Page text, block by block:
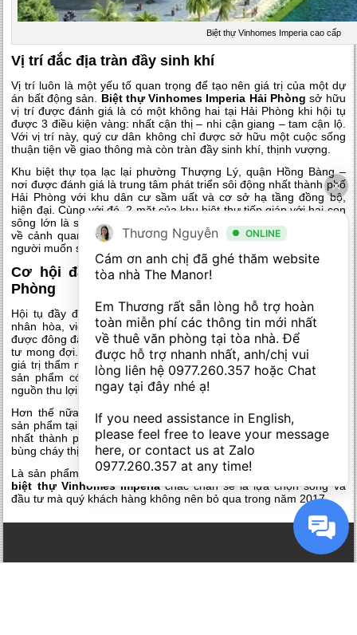
Biệt thự Vinhomes Imperia cao cấp
Vị trí đắc địa tràn đầy sinh khí
Vị trí luôn là một yếu tố quan trọng để tạo nên giá trị của một dự
án bất động sản. Biệt thự Vinhomes Imperia Hải Phòng sở hữu
vị trí được đánh giá là có một không hai tại Hải Phòng khi hội tụ
được 3 điều kiện vàng: nhất cận thị – nhi cận giang – tam cận lộ.
Với vị trí này, quý cư dân không chỉ được sở hữu một cuộc sống
thuận tiện về giao thông mà còn tràn đầy sinh khí, thịnh vượng.
Khu biệt thự tọa lạc lại phường Thượng Lý, quận Hồng Bàng –
nơi được đánh giá là trung tâm phát triển sôi động nhất thành phố
Hải Phòng với khu dân cư sầm uất và cơ sở hạ tầng đồng bộ,
hiện đại. Cùng với đó, 2 mặt của khu biệt thự tiếp giáp với hai con
sông lớn là sông Thượng Lý và sông Cấm không chỉ có ý nghĩa
về cảnh quan đẹp mắt mà còn là yếu tố hợp phong thủy nhiều
người muốn sở hữu.
Cơ hội đầu tư biệt thự Vinhomes Imperia Hải
Phòng
Hội tụ đầy đủ các yếu tố quan trọng nhất là thiên thời, địa lợi,
nhân hòa, việc
mở bán biệt thự Vinhomes Imperia không chỉ
được đông đảo quý khách hàng mà còn có rất nhiều các nhà đầu
tư mong đợi. Với việc sở hữu vị trí đắc địa, thiết kế đẳng cấp và
giá trị thẩm mỹ cao, các căn biệt thự tại đây được kỳ vọng sẽ là
sản phẩm có tiềm năng tăng giá vượt trội và mang đến một
nguồn thu lợi nhuận bền vững, ổn định từ việc cho thuê.
Hơn thế nữa, dưới bàn tay tài hoa của tập đoàn Vingroup, mỗi
sản phẩm tại đây sẽ là nơi hội tụ của những quý cư dân đẳng cấp
nhất thành phố cảng nên hứa hẹn sẽ tạo ra một ngọn lửa làm
bùng cháy thị trường đầu tư bất động sản cao cấp tại Hải Phòng.
Là sản phẩm nổi bật tại khu đô thị sang trọng bậc nhất đất cảng,
biệt thự Vinhomes Imperiachắc chắn sẽ là lựa chọn sống và
đầu tư mà quý khách hàng không nên bỏ qua trong năm 2017.
Thương Nguyễn ONLINE
Cám ơn anh chị đã ghé thăm website
tòa nhà The Manor!
Em Thương rất sẵn lòng hỗ trợ hoàn
toàn miễn phí các thông tin mới nhất
về thuê văn phòng tại tòa nhà. Để
được hỗ trợ nhanh nhất, anh/chị vui
lòng liên hệ 0977.260.357 hoặc Chat
ngay tại đây nhé ạ!
If you need assistance in English,
please feel free to leave your message
0977.260.357 at any time!